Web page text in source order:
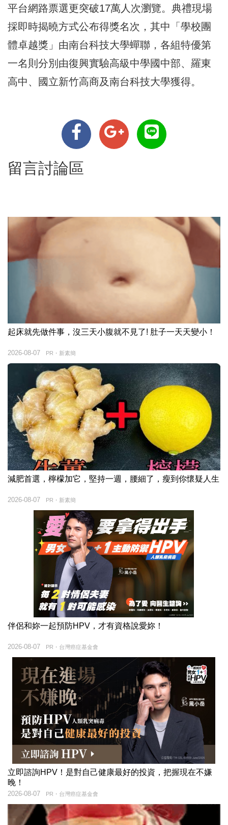
平台網路票選更突破17萬人次瀏覽。典禮現場
採即時揭曉方式公布得獎名次，其中「學校團
體卓越獎」由南台科技大學蟬聯，各組特優第
一名則分別由復興實驗高級中學國中部、羅東
高中、國立新竹高商及南台科技大學獲得。
留言討論區
起床就先做件事，沒三天小腹就不見了! 肚子一天天變小！
PR・新素簡
2026-08-07
減肥首選，檸檬加它，堅持一週，腰細了，瘦到你懷疑人生
PR・新素簡
2026-08-07
伴侶和妳一起預防HPV，才有資格說愛妳！
PR・台灣癌症基金會
2026-08-07
立即諮詢HPV！是對自己健康最好的投資，把握現在不嫌
晚！
PR・台灣癌症基金會
2026-08-07